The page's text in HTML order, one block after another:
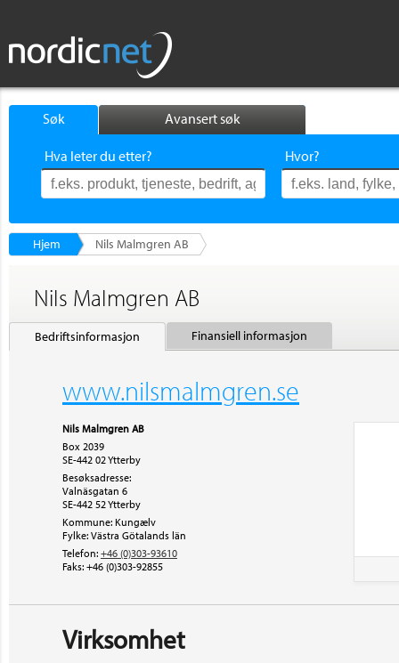
Søk Avansert søk
Hva leter du etter? Hvor?
Hjem Nils Malmgren AB
Nils Malmgren AB
Bedriftsinformasjon Finansiell informasjon
www.nilsmalmgren.se
Nils Malmgren AB
Box 2039
SE-442 02 Ytterby
Besøksadresse:
Valnäsgatan 6
SE-442 52Ytterby
Kommune: Kungælv
Fylke: Västra Götalands län
Telefon: +46 (0)303-93610
Faks: +46 (0)303-92855
Virksomhet